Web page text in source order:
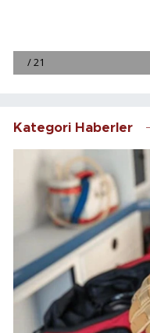
Kategori Haberler